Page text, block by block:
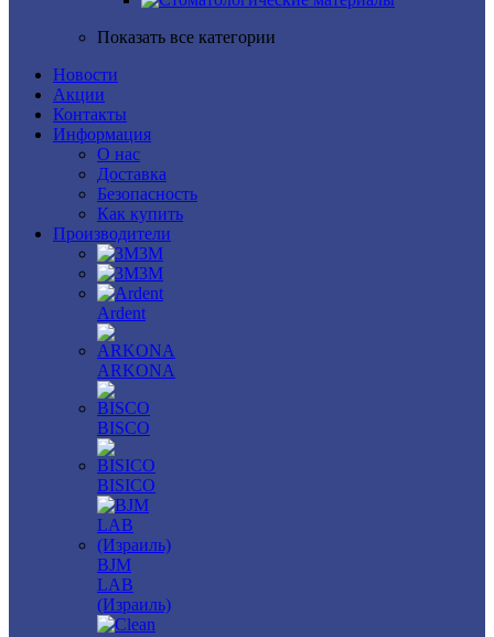
Показать все категории
Новости
Акции
Контакты
Информация
О нас
Доставка
Безопасность
Как купить
Производители
3M
3М
Ardent
ARKONA
BISCO
BISICO
BJM
LAB
(Израиль)